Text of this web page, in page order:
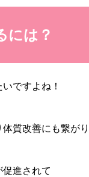
には？
ですよね！
質改善にも繋が
進されて